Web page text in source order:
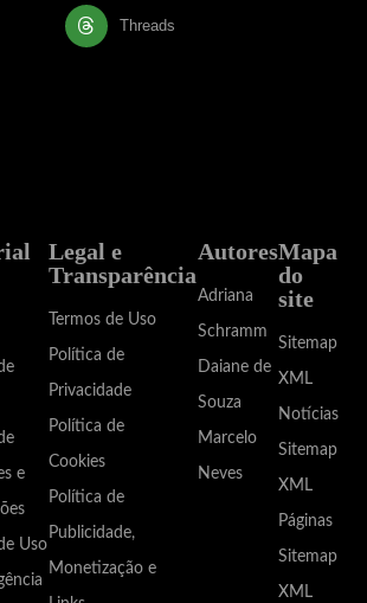
Threads
e
Uso
Legal e
Transparência
Termos de Uso
Política de
Privacidade
Política de
Cookies
Política de
Publicidade,
Monetização e
Autores
Adriana
Schramm
Daiane de
Souza
Marcelo
Neves
Mapa
do
site
Sitemap
XML
Notícias
Sitemap
XML
Páginas
Sitemap
XML